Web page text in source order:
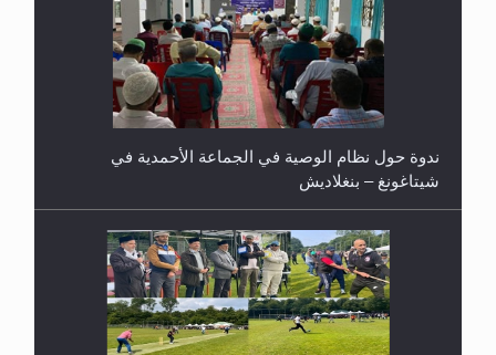
ندوة حول نظام الوصية في الجماعة الأحمدية في
شيتاغونغ – بنغلاديش